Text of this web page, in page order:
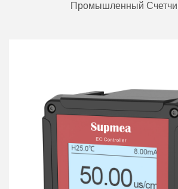
Промышленный